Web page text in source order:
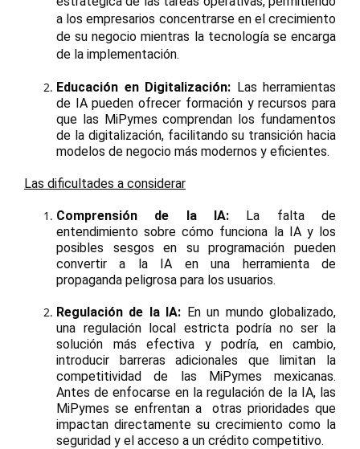
a los empresarios concentrarse en el crecimiento
de su negocio mientras la tecnología se encarga
de la implementación.
Educación en Digitalización: Las herramientas
de IA pueden ofrecer formación y recursos para
que las MiPymes comprendan los fundamentos
de la digitalización, facilitando su transición hacia
modelos de negocio más modernos y eficientes.
Las dificultades a considerar
Comprensión de la IA: La falta de
entendimiento sobre cómo funciona la IA y los
posibles sesgos en su programación pueden
convertir a la IA en una herramienta de
propaganda peligrosa para los usuarios.
Regulación de la IA: En un mundo globalizado,
una regulación local estricta podría no ser la
solución más efectiva y podría, en cambio,
introducir barreras adicionales que limitan la
competitividad de las MiPymes mexicanas.
Antes de enfocarse en la regulación de la IA, las
MiPymes se enfrentan a
otras prioridades que
impactan directamente su crecimiento como la
seguridad y el acceso a un crédito competitivo.